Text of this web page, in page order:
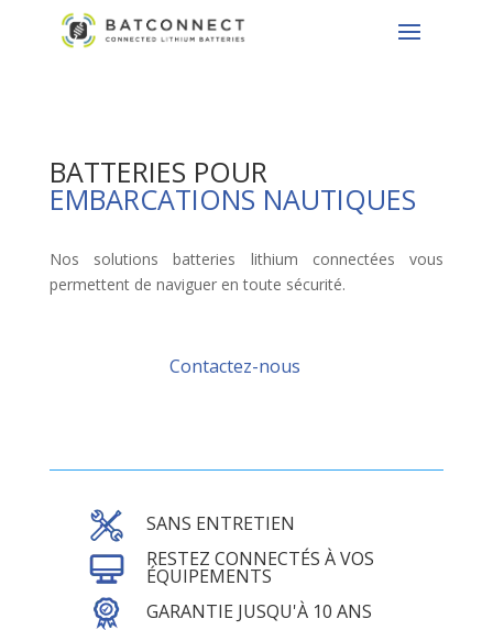
BATTERIES POUR
EMBARCATIONS NAUTIQUES
Nos solutions batteries lithium connectées vous
permettent de naviguer en toute sécurité.
Contactez-nous
SANS ENTRETIEN
RESTEZ CONNECTÉS À VOS
ÉQUIPEMENTS
GARANTIE JUSQU'À 10 ANS